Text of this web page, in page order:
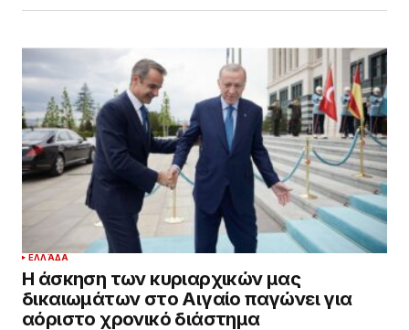
ΕΛΛΆΔΑ
Η άσκηση των κυριαρχικών μας
δικαιωμάτων στο Αιγαίο παγώνει για
αόριστο χρονικό διάστημα